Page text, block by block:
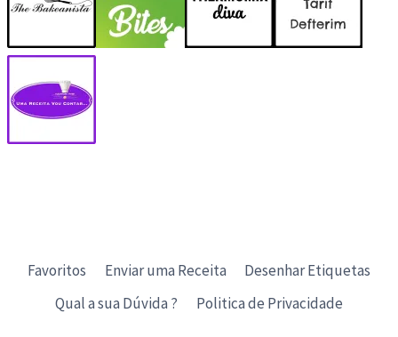
Favoritos Enviar uma Receita
Desenhar Etiquetas
Qual a sua Dúvida ?
Politica de Privacidade